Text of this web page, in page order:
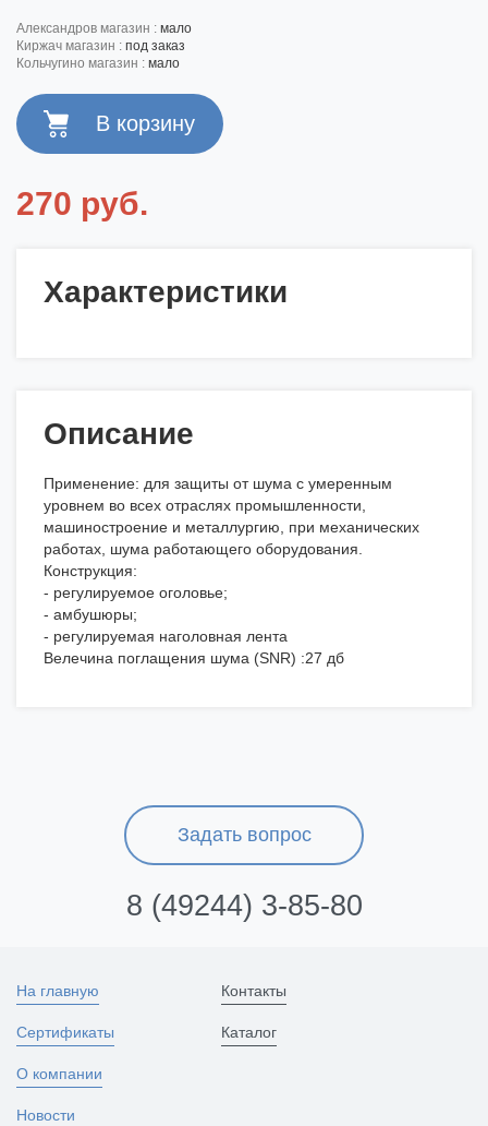
александров магазин : мало
киржач магазин : под заказ
кольчугино магазин : мало
270 руб.
Характеристики
Описание
Применение: для защиты от шума с умеренным
уровнем во всех отраслях промышленности,
машиностроение и металлургию, при механических
работах, шума работающего оборудования.
Конструкция:
- регулируемое оголовье;
- амбушюры;
- регулируемая наголовная лента
Велечина поглащения шума (SNR) :27 дб
Задать вопрос
8 (49244) 3-85-80
На главную
Сертификаты
О компании
Новости
Контакты
Каталог